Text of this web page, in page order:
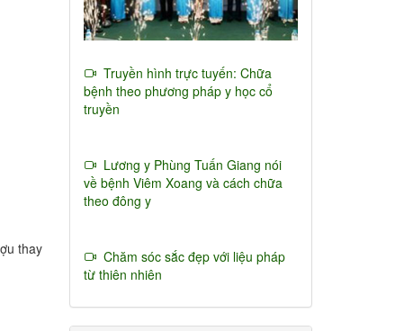
thay
Truyền hình trực tuyến: Chữa
bệnh theo phương pháp y học cổ
truyền
Lương y Phùng Tuấn Giang nói
về bệnh Viêm Xoang và cách chữa
theo đông y
Chăm sóc sắc đẹp với liệu pháp
từ thiên nhiên